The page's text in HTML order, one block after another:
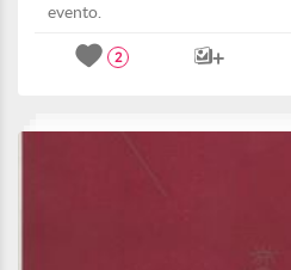
evento.
2